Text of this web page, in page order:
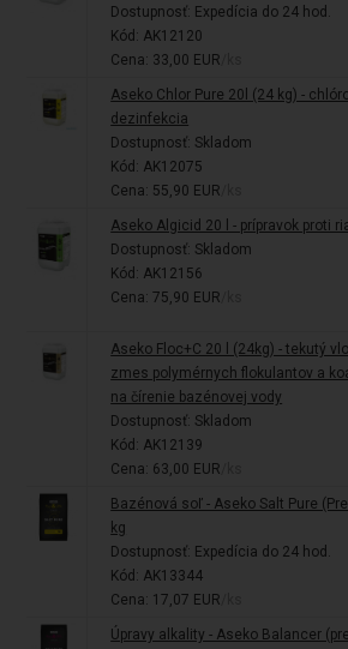
Dostupnosť: Expedícia do 24 hod.
Kód: AK12120
Cena: 33,00 EUR
Aseko Chlor Pure 20l (24 kg) -
dezinfekcia
Dostupnosť: Skladom
Kód: AK12075
Cena: 55,90 EUR
Aseko Algicid 20 l - prípravok proti
Dostupnosť: Skladom
Kód: AK12156
Cena: 75,90 EUR
Aseko Floc+C 20 l (24kg) - tekutý
zmes polymérnych flokulantov a
na čírenie bazénovej vody
Dostupnosť: Skladom
Kód: AK12139
Cena: 63,00 EUR
Bazénová soľ - Aseko Salt Pure
kg
Dostupnosť: Expedícia do 24 hod.
Kód: AK13344
Cena: 17,07 EUR
Úpravy alkality - Aseko Balancer